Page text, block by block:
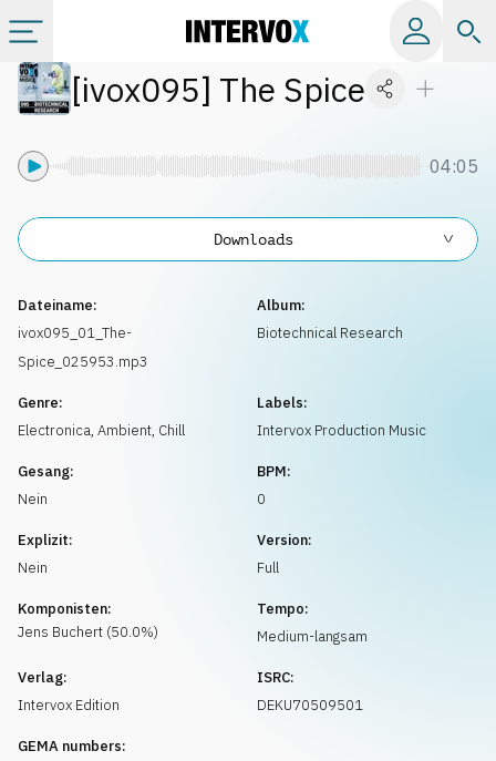
Kategorien
Alle Alben
Playlists
Lizenzen
Info
[ivox095] The Spice
04:05
Dateiname:
ivox095_01_The-
Spice_025953.mp3
Album:
Biotechnical Research
Genre:
Electronica, Ambient, Chill
Labels:
Intervox Production Music
Gesang:
Nein
BPM:
0
Explizit:
Nein
Version:
Full
Komponisten:
Jens Buchert (50.0%)
Tempo:
Medium-langsam
Verlag:
Intervox Edition
ISRC:
DEKU70509501
GEMA numbers:
Downloads